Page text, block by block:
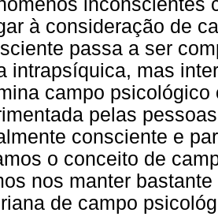
inconscientes
à consideração de
passa a ser
intrapsíquica, mas
campo
pelas
consciente e
o conceito de
nos manter
de campo